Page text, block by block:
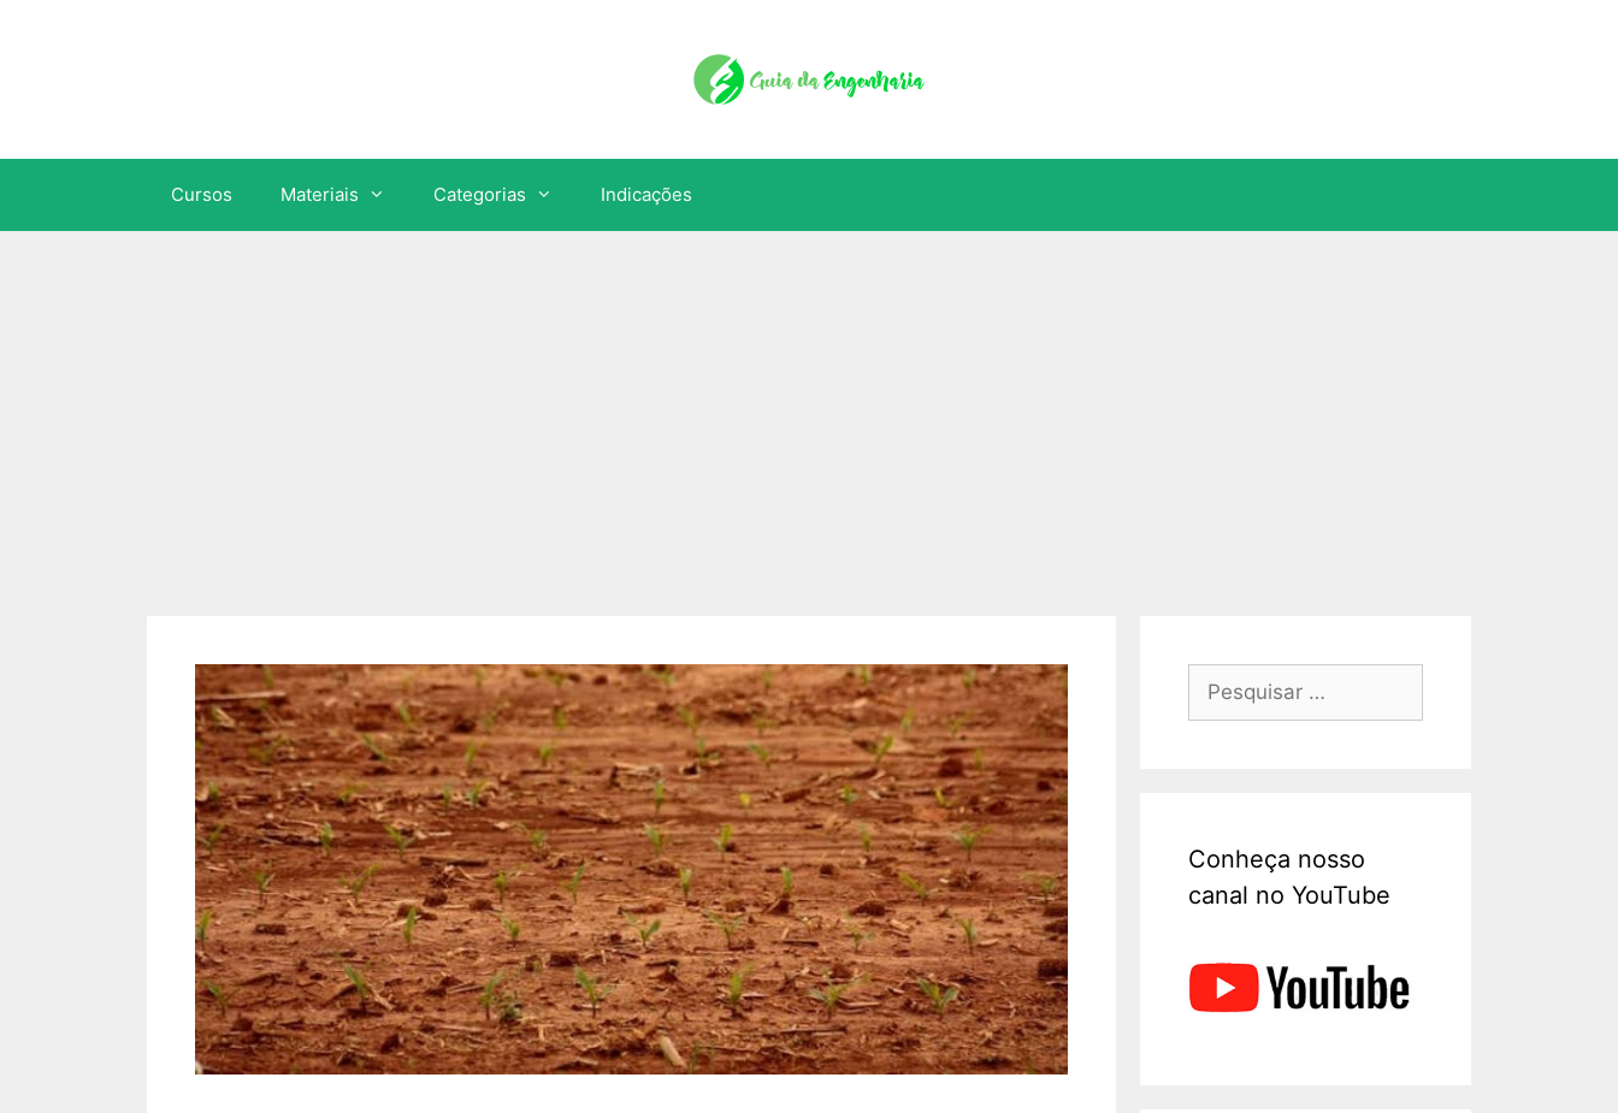
Cursos Materiais Categorias Indicações
Conheça nosso
canal no YouTube